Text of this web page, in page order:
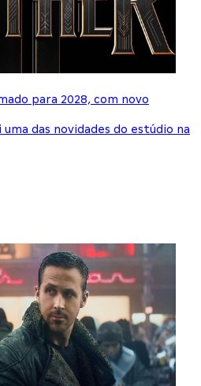
para 2028, com novo
das novidades do estúdio na